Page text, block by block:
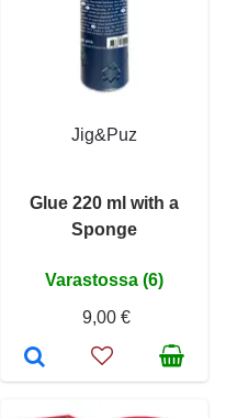
Jig&Puz
Glue 220 ml with a
Sponge
Varastossa (6)
9,00 €